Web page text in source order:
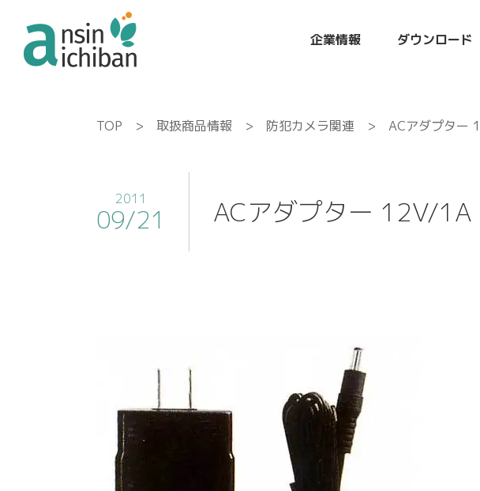
企業情報 ダウンロード
TOP > 取扱商品情報 > 防犯カメラ関連 > ACアダプター
2011
09/21 ACアダプター 12V/1A